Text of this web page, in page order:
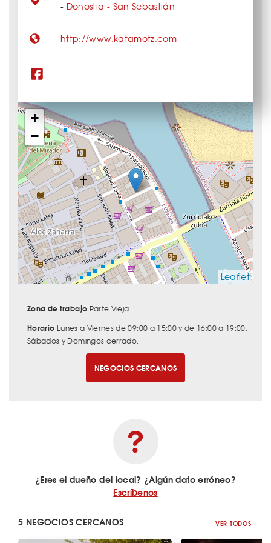
+
−
Leaflet
- Donostia - San Sebastián
http://www.katamotz.com
Zona de trabajo Parte Vieja
Horario Lunes a Viernes de 09:00 a 15:00 y de 16:00 a 19:00.
Sábados y Domingos cerrado.
NEGOCIOS CERCANOS
¿Eres el dueño del local? ¿Algún dato erróneo?
Escríbenos
5 NEGOCIOS CERCANOS VER TODOS